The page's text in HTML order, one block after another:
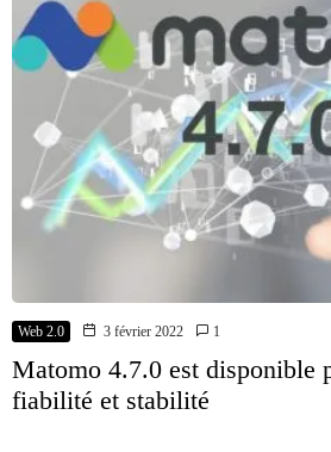
Web 2.0 3 février 2022 1
Matomo 4.7.0 est disponible
fiabilité et stabilité